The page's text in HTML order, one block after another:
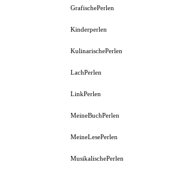
GrafischePerlen
Kinderperlen
KulinarischePerlen
LachPerlen
LinkPerlen
MeineBuchPerlen
MeineLesePerlen
MusikalischePerlen